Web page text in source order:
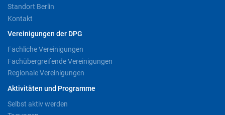
Standort Berlin
Kontakt
Vereinigungen der DPG
Fachliche Vereinigungen
Fachübergreifende Vereinigungen
Regionale Vereinigungen
Aktivitäten und Programme
Selbst aktiv werden